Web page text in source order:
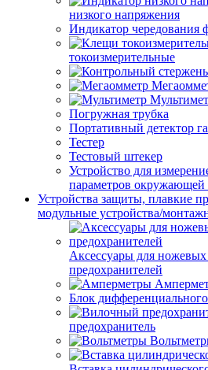
низкого напряжения
Индикатор чередования
токоизмерительные
Погружная трубка
Портативный детектор
Тестер
Тестовый штекер
Устройство для
параметров окружающей
Устройства защиты, плавкие
модульные устройства/
Аксессуары для
предохранителей
Блок дифференциального
предохранитель